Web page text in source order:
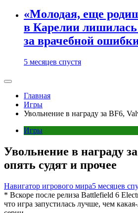
«Молодая, еще
в Карелии лишилась
за врачебной
5 месяцев спустя
Главная
Игры
Увольнение в награду за BF6,
Игры
Увольнение в награду
опять судят и прочее
Навигатор игрового мира5 месяцев
* Вскоре после релиза Battlefield 6
что игра запустилась лучше, чем